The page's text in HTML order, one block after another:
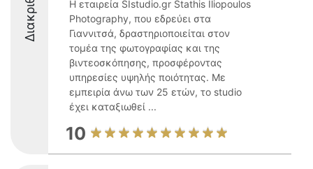
Η εταιρεία SIstudio.gr Stathis Iliopoulos
Photography, που εδρεύει στα
Γιαννιτσά, δραστηριοποιείται στον
τομέα της φωτογραφίας και της
βιντεοσκόπησης, προσφέροντας
υπηρεσίες υψηλής ποιότητας. Με
εμπειρία άνω των 25 ετών, το studio
έχει καταξιωθεί ...
10